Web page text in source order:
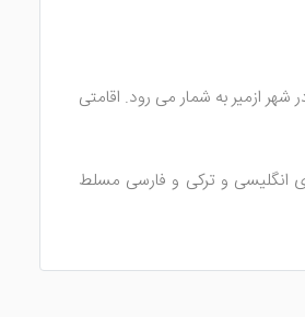
برداری رسیده و یکی از هتل های نوساز در شهر ازمیر به شمار می رود. اقامتی
انگلیسی و ترکی و فارسی مسلط